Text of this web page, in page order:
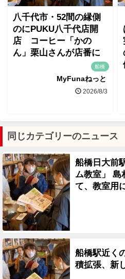
八千代市・52間の縁側
のにPUKU八千代店開
店 コーヒー「かの
ん」栗山さんが店番に
船橋
MyFunaねっと
2026/8/3
同じカテゴリーのニュース
船橋日大前
ム教室」 島
て、教室用
船橋駅近く
積拡張、新